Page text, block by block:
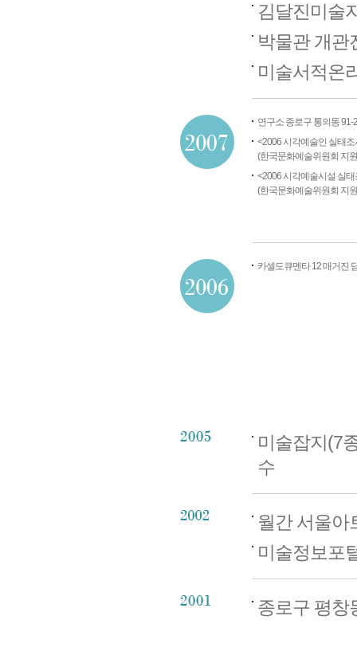
김달진미술
박물관 개관
미술서적온
연구소 종로구 통의동
<2006 시각예술인 실태
(한국문화예술위원회 지
<2006 시각예술시설 실
(한국문화예술위원회 지
카셀도큐멘타 12 매거진
미술잡지(7
수
월간 서울아
미술정보포
종로구 평창